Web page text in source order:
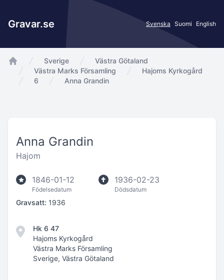
Gravar.se Svenska Suomi English
app.Start
Sverige
Västra Götaland
Västra Marks Församling
Hajoms Kyrkogård
6
Anna Grandin
Anna Grandin
Hajom
1846-01-12
Födelsedatum
1936-02-23
Dödsdatum
Gravsatt: 1936
Hk 6 47
Hajoms Kyrkogård
Västra Marks Församling
Sverige, Västra Götaland